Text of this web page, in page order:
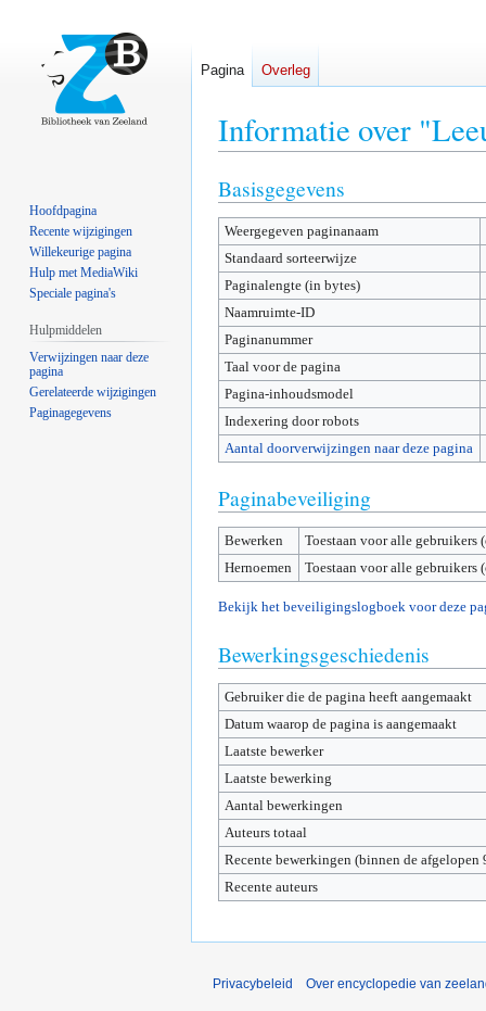
Informatie over
Naar
navigatie
springen
Naar
zoeken
springen
Basisgegevens
Weergegeven paginanaam
Standaard sorteerwijze
Paginalengte (in bytes)
Naamruimte-ID
Paginanummer
Taal voor de pagina
Pagina-inhoudsmodel
Indexering door robots
Aantal doorverwijzingen naar deze pagina
Paginabeveiliging
Bewerken
Toestaan voor alle gebruikers
Hernoemen
Toestaan voor alle gebruikers
Bekijk het beveiligingslogboek voor deze
Bewerkingsgeschiedenis
Gebruiker die de pagina heeft aangemaakt
Datum waarop de pagina is aangemaakt
Laatste bewerker
Laatste bewerking
Aantal bewerkingen
Auteurs totaal
Recente bewerkingen (binnen de afgelopen
Recente auteurs
Pagina Overleg
Hoofdpagina
Recente wijzigingen
Willekeurige pagina
Hulp met MediaWiki
Speciale pagina's
Hulpmiddelen
Verwijzingen naar deze
pagina
Gerelateerde wijzigingen
Paginagegevens
Privacybeleid Over encyclopedie van